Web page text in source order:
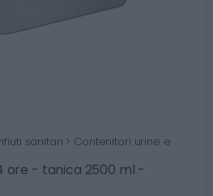
sanitari > Contenitori urine e
ore - tanica 2500 ml -